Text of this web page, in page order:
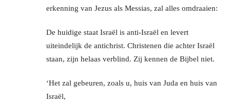
erkenning van Jezus als Messias, zal alles omdraaien:
De huidige staat Israël is anti-Israël en levert
uiteindelijk de antichrist. Christenen die achter Israël
staan, zijn helaas verblind. Zij kennen de Bijbel niet.
‘Het zal gebeuren, zoals u, huis van Juda en huis van
Israël,